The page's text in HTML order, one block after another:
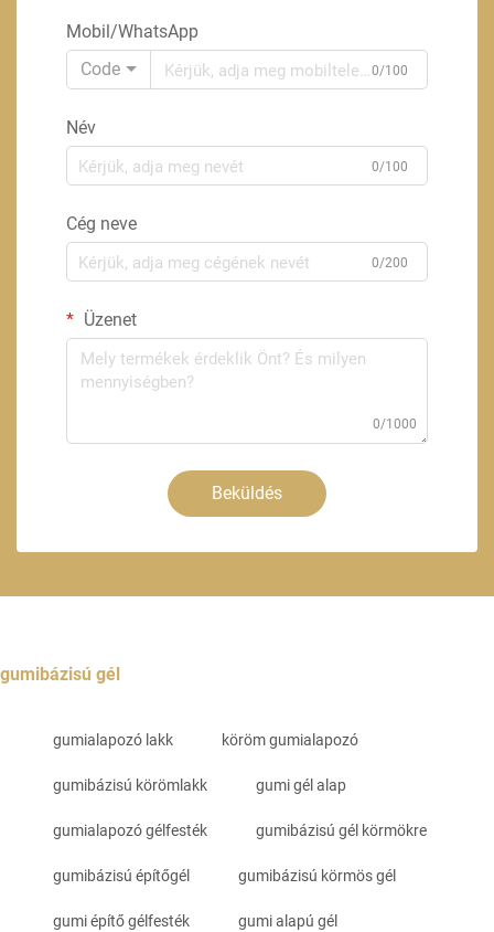
Mobil/WhatsApp
Code
0/100
Név
0/100
Cég neve
0/200
Üzenet
0/1000
Beküldés
gumibázisú gél
gumialapozó lakk köröm gumialapozó
gumibázisú körömlakk gumi gél alap
gumialapozó gélfesték gumibázisú gél körmökre
gumibázisú építőgél gumibázisú körmös gél
gumi építő gélfesték gumi alapú gél